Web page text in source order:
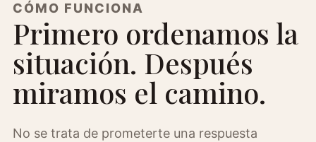
CÓMO FUNCIONA
Primero ordenamos la
situación. Después
miramos el camino.
No se trata de prometerte una respuesta